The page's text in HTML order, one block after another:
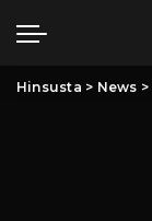
Hinsusta > News >